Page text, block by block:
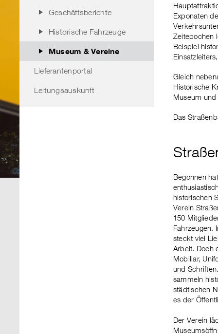
Geschäftsberichte
Historische Fahrzeuge
Museum & Vereine
Lieferantenportal
Leitungsauskunft
Exponaten
Zeitepochen
Beispiel
Gleich
Historische
Museum
Das
Begonnen
historischen
Verein
150
Fahrzeugen.
steckt viel
Arbeit. Doch
Mobiliar,
und
sammeln
städtischen
es der
Der Verein